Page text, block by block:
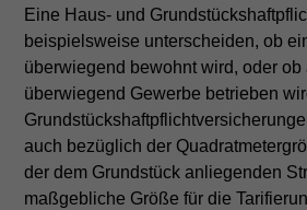
Eine Haus- und
beispielsweise unterscheiden, ob
überwiegend bewohnt wird, oder ob
überwiegend Gewerbe betrieben
auch bezüglich der
der dem Grundstück anliegenden
maßgebliche Größe für die